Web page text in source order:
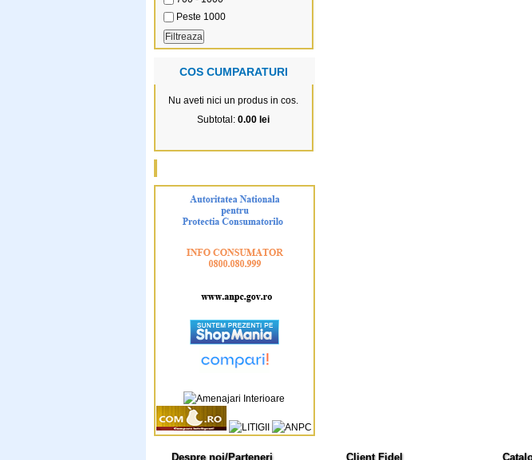
Peste 1000
COS CUMPARATURI
Nu aveti nici un produs in cos.
Subtotal: 0.00 lei
Despre noi/Parteneri Client Fidel